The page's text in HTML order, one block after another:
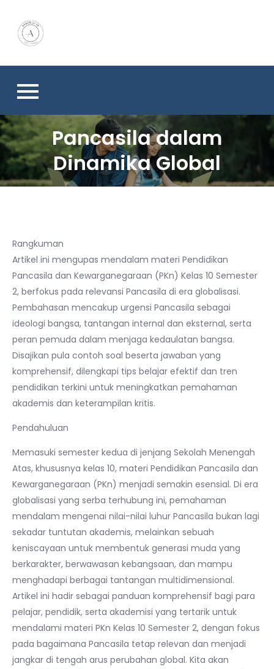
content
Pancasila dalam
Dinamika Global
Rangkuman
Artikel ini mengupas mendalam materi Pendidikan
Pancasila dan Kewarganegaraan (PKn) Kelas 10 Semester
2, berfokus pada relevansi Pancasila di era globalisasi.
Pembahasan mencakup urgensi Pancasila sebagai
ideologi bangsa, tantangan internal dan eksternal, serta
peran pemuda dalam menjaga kedaulatan bangsa.
Disajikan pula contoh soal beserta jawaban yang
komprehensif, dilengkapi tips belajar efektif dan tren
pendidikan terkini untuk meningkatkan pemahaman
akademis dan keterampilan kritis.
Pendahuluan
Memasuki semester kedua di jenjang Sekolah Menengah
Atas, khususnya kelas 10, materi Pendidikan Pancasila dan
Kewarganegaraan (PKn) menjadi semakin esensial. Di era
globalisasi yang serba terhubung ini, pemahaman
mendalam mengenai nilai-nilai luhur Pancasila bukan lagi
sekadar tuntutan akademis, melainkan sebuah
keniscayaan untuk membentuk generasi muda yang
berkarakter, berwawasan kebangsaan, dan mampu
menghadapi berbagai tantangan multidimensional.
Artikel ini hadir sebagai panduan komprehensif bagi para
pelajar, pendidik, serta akademisi yang tertarik untuk
mendalami materi PKn Kelas 10 Semester 2, dengan fokus
pada bagaimana Pancasila tetap relevan dan menjadi
jangkar di tengah arus perubahan global. Kita akan